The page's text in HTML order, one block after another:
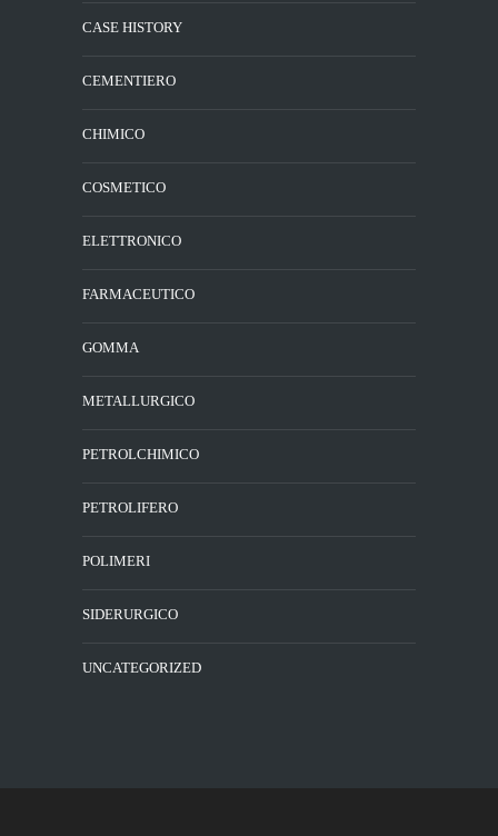
CASE HISTORY
CEMENTIERO
CHIMICO
COSMETICO
ELETTRONICO
FARMACEUTICO
GOMMA
METALLURGICO
PETROLCHIMICO
PETROLIFERO
POLIMERI
SIDERURGICO
UNCATEGORIZED